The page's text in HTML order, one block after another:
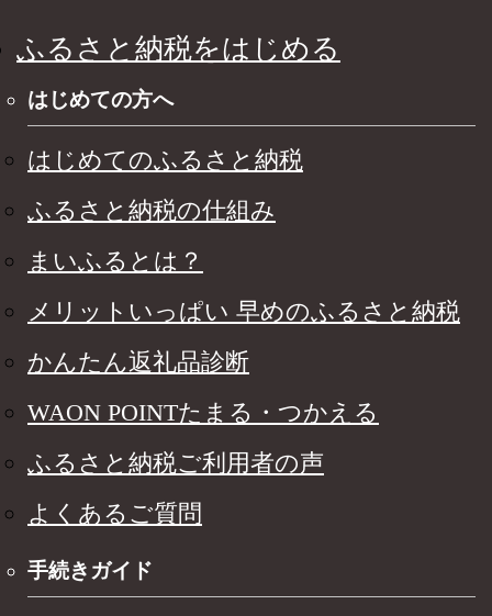
ふるさと納税をはじめる
はじめての方へ
はじめてのふるさと納税
ふるさと納税の仕組み
まいふるとは？
メリットいっぱい 早めのふるさと納税
かんたん返礼品診断
WAON POINTたまる・つかえる
ふるさと納税ご利用者の声
よくあるご質問
手続きガイド